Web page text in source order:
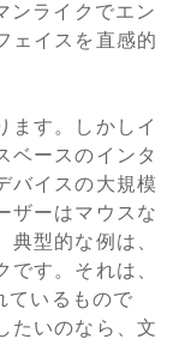
ンライクでエン
ェイスを直感的
ます。しかしイ
ベースのインタ
バイスの大規模
ザーはマウスな
典型的な例は、
です。それは、
ているもので
たいのなら、文